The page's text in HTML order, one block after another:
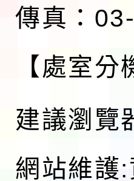
傳真：
【處室分
建議瀏覽
網站維護: